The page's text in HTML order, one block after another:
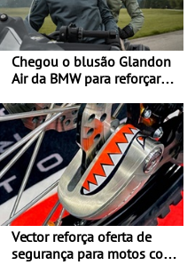
Chegou o blusão Glandon
Air da BMW para reforçar
verão
Vector reforça oferta de
segurança para motos com